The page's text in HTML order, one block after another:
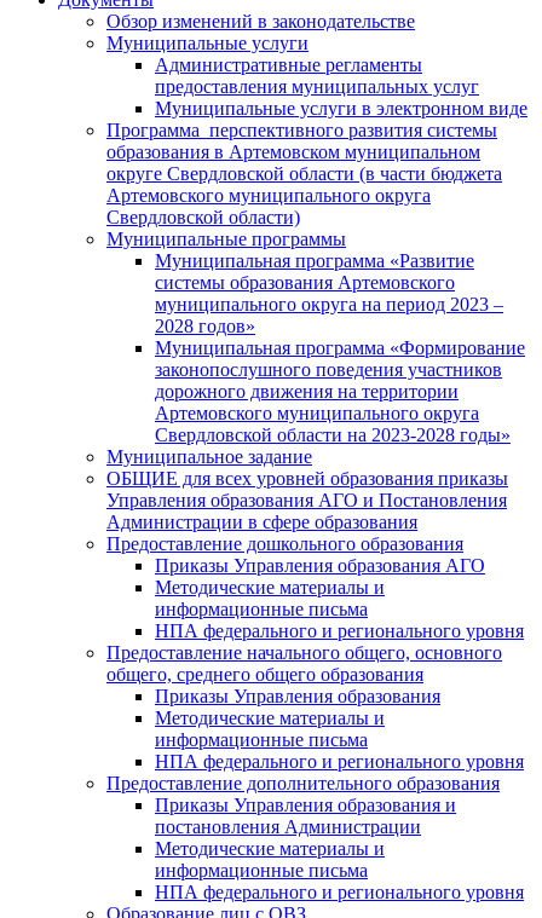
Обзор изменений в законодательстве
Муниципальные услуги
Административные регламенты
предоставления муниципальных услуг
Муниципальные услуги в электронном виде
Программа перспективного развития системы
образования в Артемовском муниципальном
округе Свердловской области (в части бюджета
Артемовского муниципального округа
Свердловской области)
Муниципальные программы
Муниципальная программа «Развитие
системы образования Артемовского
муниципального округа на период 2023 –
2028 годов»
Муниципальная программа «Формирование
законопослушного поведения участников
дорожного движения на территории
Артемовского муниципального округа
Свердловской области на 2023-2028 годы»
Муниципальное задание
ОБЩИЕ для всех уровней образования приказы
Управления образования АГО и Постановления
Администрации в сфере образования
Предоставление дошкольного образования
Приказы Управления образования АГО
Методические материалы и
информационные письма
НПА федерального и регионального уровня
Предоставление начального общего, основного
общего, среднего общего образования
Приказы Управления образования
Методические материалы и
информационные письма
НПА федерального и регионального уровня
Предоставление дополнительного образования
Приказы Управления образования и
постановления Администрации
Методические материалы и
информационные письма
НПА федерального и регионального уровня